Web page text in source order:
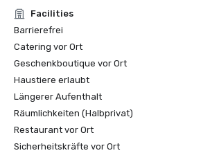
Facilities
Barrierefrei
Catering vor Ort
Geschenkboutique vor Ort
Haustiere erlaubt
Längerer Aufenthalt
Räumlichkeiten (Halbprivat)
Restaurant vor Ort
Sicherheitskräfte vor Ort